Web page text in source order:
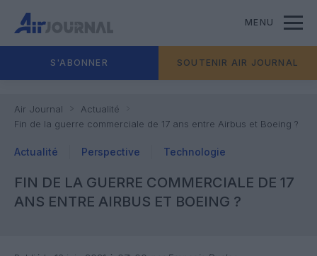
MENU
S'ABONNER SOUTENIR AIR JOURNAL
Air Journal
Actualité
Fin de la guerre commerciale de 17 ans entre Airbus et Boeing ?
Actualité Perspective Technologie
FIN DE LA GUERRE COMMERCIALE DE 17
ANS ENTRE AIRBUS ET BOEING ?